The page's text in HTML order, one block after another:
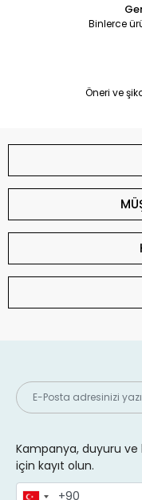
Binlerce
Öneri ve
Kampanya, duyuru
için kayıt olun.